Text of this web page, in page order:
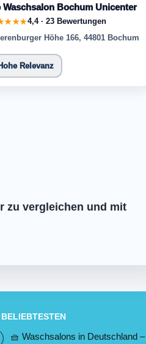
Waschsalon Bochum Unicenter
4,4 · 23 Bewertungen
Höhe 166, 44801 Bochum
Hohe Relevanz
zu vergleichen und mit
🧺 Waschsalons in Deutschland –